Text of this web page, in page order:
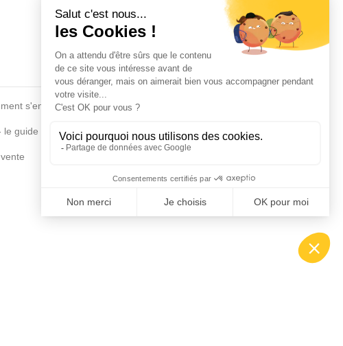
s'en
le guide de la
Fiches conseils
Insecte